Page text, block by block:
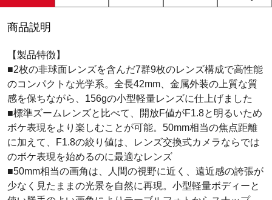
商品説明
【製品特徴】
■2枚の非球面レンズを含んだ7群9枚のレンズ構成で高性能
のコンパクトな光学系。全長42mm、金属外装の上質な質
感を保ちながら、156gの小型軽量レンズに仕上げました
■標準ズームレンズと比べて、開放F値がF1.8と明るいため
ボケ表現をより楽しむことが可能。50mm相当の焦点距離
に加えて、F1.8の絞り値は、レンズ交換式カメラならでは
のボケ表現を始めるのに最適なレンズ
■50mm相当の画角は、人間の視野に近く、遠近感の誇張が
少なく見たままの光景を自然に再現。小型軽量ボディーと